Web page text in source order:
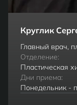
Круглик
Главный врач,
Отделение:
Пластическая
Дни приема:
Понедельник -